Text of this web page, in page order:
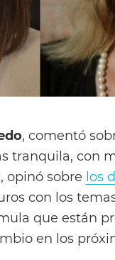
, comentó
tranquila, con
opinó sobre los
con los
que están
en los